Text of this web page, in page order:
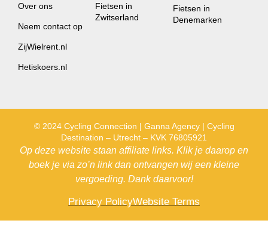
Over ons
Neem contact op
ZijWielrent.nl
Hetiskoers.nl
Fietsen in
Zwitserland
Fietsen in
Denemarken
© 2024 Cycling Connection | Ganna Agency | Cycling
Destination – Utrecht – KVK 76805921
Op deze website staan affiliate links. Klik je daarop en
boek je via zo’n link dan ontvangen wij een kleine
vergoeding. Dank daarvoor!
Privacy PolicyWebsite Terms